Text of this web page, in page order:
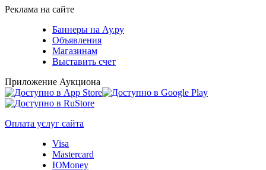
Реклама на сайте
Баннеры на Ау.ру
Объявления
Магазинам
Выставить счет
Приложение Аукциона
Оплата услуг сайта
Visa
Mastercard
ЮMoney